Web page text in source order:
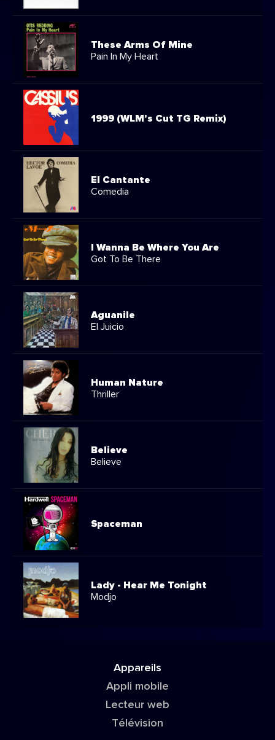
These Arms Of Mine
Pain In My Heart
1999 (WLM's Cut TG Remix)
El Cantante
Comedia
I Wanna Be Where You Are
Got To Be There
Aguanile
El Juicio
Human Nature
Thriller
Believe
Believe
Spaceman
Lady - Hear Me Tonight
Modjo
Appareils
Appli mobile
Lecteur web
Télévision